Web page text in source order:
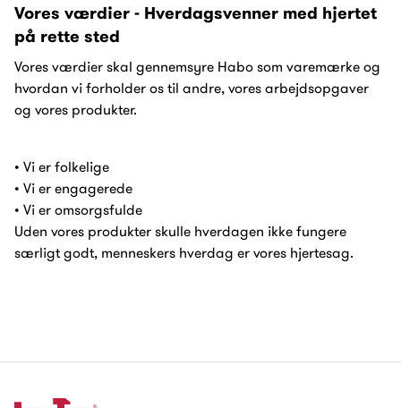
Vores værdier - Hverdagsvenner med hjertet
på rette sted
Vores værdier skal gennemsyre Habo som varemærke og
hvordan vi forholder os til andre, vores arbejdsopgaver
og vores produkter.
• Vi er folkelige
• Vi er engagerede
• Vi er omsorgsfulde
Uden vores produkter skulle hverdagen ikke fungere
særligt godt, menneskers hverdag er vores hjertesag.